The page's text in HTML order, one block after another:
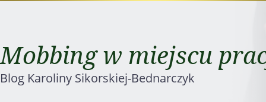
Mobbing w miejscu
Blog Karoliny Sikorskiej-Bednarczyk